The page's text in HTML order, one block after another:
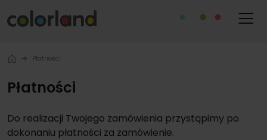
Płatności
Płatności
Do realizacji Twojego zamówienia przystąpimy po
dokonaniu płatności za zamówienie.